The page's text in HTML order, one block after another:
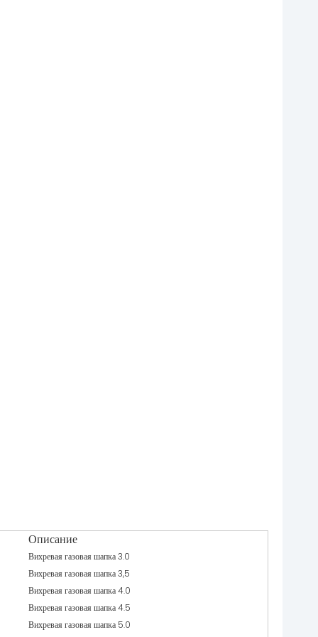
Описание
Вихревая газовая шапка 3.0
Вихревая газовая шапка 3,5
Вихревая газовая шапка 4.0
Вихревая газовая шапка 4.5
Вихревая газовая шапка 5.0